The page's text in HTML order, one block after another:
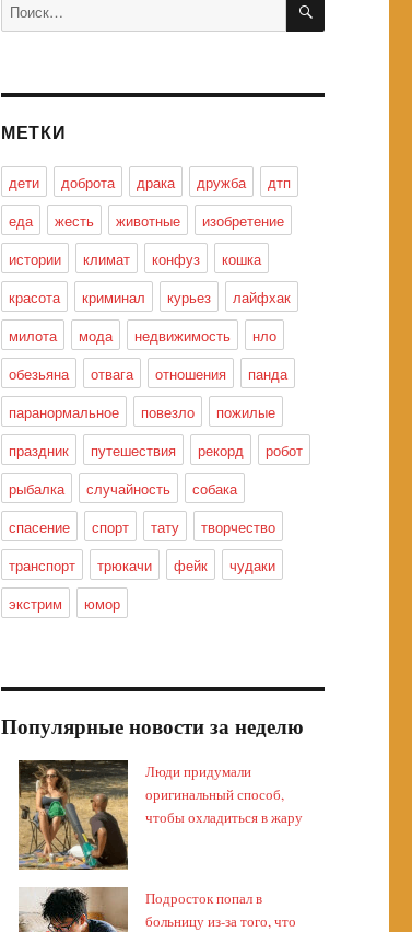
МЕТКИ
дети доброта драка дружба
дтп
еда
жесть животные
изобретение
истории
климат конфуз
кошка
красота
криминал курьез
лайфхак
милота
мода недвижимость
нло
обезьяна
отвага отношения
панда
паранормальное
повезло
пожилые
праздник
путешествия рекорд
робот
рыбалка
случайность
собака
спасение
спорт тату
творчество
транспорт
трюкачи фейк
чудаки
экстрим
юмор
Популярные новости за неделю
Люди придумали
оригинальный способ,
чтобы охладиться в жару
Подросток попал в
больницу из-за того, что